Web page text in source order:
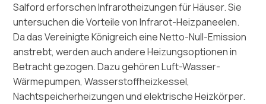
Salford erforschen Infrarotheizungen für Häuser. Sie
untersuchen die Vorteile von Infrarot-Heizpaneelen.
Da das Vereinigte Königreich eine Netto-Null-Emission
anstrebt, werden auch andere Heizungsoptionen in
Betracht gezogen. Dazu gehören Luft-Wasser-
Wärmepumpen, Wasserstoffheizkessel,
Nachtspeicherheizungen und elektrische Heizkörper.